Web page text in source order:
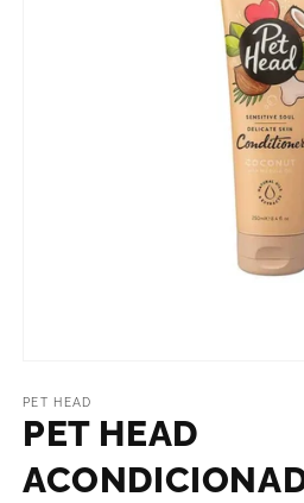
multimedia
1
en
ventana
modal
PET HEAD
PET HEAD